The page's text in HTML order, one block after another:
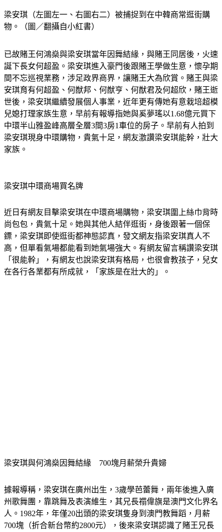
物。（圖／翻攝自小紅書）
誕下長女何超盈。梁安琪進入豪門後跟賭王學做生意，懷孕期
間不忘巡視業務，涉足政界商界，讓賭王大為欣賞。賭王與梁
安琪育有何超盈、何猷邦、何猷亨、何猷君及何超欣，賭王逝
世後，梁安琪繼續發展個人事業，近年更有傳她有意栽培超模
兒媳打理家族生意，早前有報導指她與奚夢瑤以1.68億元買下
中環半山雅盈峰高層全層3間3房1車位的房子。早前有人拍到
梁安琪現身中環購物，貴氣十足，網友激讚梁安琪能幹，壯大
家族。
尚包包，貴氣十足。她與其他人結伴逛街，身後跟著一個保
鏢，梁安琪即使逛街都神態認真，發文網友指梁安琪真人不
高，但單看氣場都能看到她氣場強大。有網友留言稱讚梁安琪
「很能幹」，有網友也說梁安琪有格局，也很會教孩子，兒女
在各行各業都有所成就，「家族是在壯大的」。
州歌舞團，靠跳舞及表演維生，其兄長禤偉旗是澳門文化界名
人。1982年，年僅20出頭的梁安琪隻身到澳門教舞蹈，月薪
700塊（折合新台幣約2800元），後來梁安琪認識了賭王兄長
何鴻展，在他及其妻丁毓珠的安排下與何鴻燊跳舞結緣。之